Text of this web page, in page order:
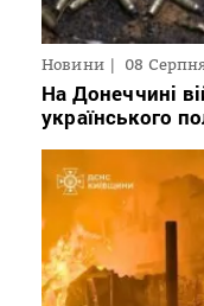
Новини 08
На Донеччині
українського